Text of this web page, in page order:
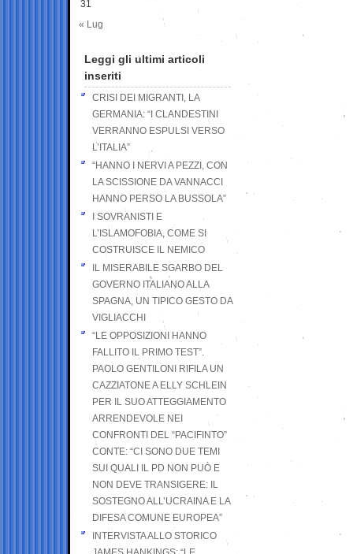
31
« Lug
Leggi gli ultimi articoli
inseriti
CRISI DEI MIGRANTI, LA
GERMANIA: “I CLANDESTINI
VERRANNO ESPULSI VERSO
L’ITALIA”
“HANNO I NERVI A PEZZI, CON
LA SCISSIONE DA VANNACCI
HANNO PERSO LA BUSSOLA”
I SOVRANISTI E
L’ISLAMOFOBIA, COME SI
COSTRUISCE IL NEMICO
IL MISERABILE SGARBO DEL
GOVERNO ITALIANO ALLA
SPAGNA, UN TIPICO GESTO DA
VIGLIACCHI
“LE OPPOSIZIONI HANNO
FALLITO IL PRIMO TEST”.
PAOLO GENTILONI RIFILA UN
CAZZIATONE A ELLY SCHLEIN
PER IL SUO ATTEGGIAMENTO
ARRENDEVOLE NEI
CONFRONTI DEL “PACIFINTO”
CONTE: “CI SONO DUE TEMI
SUI QUALI IL PD NON PUÒ E
NON DEVE TRANSIGERE: IL
SOSTEGNO ALL’UCRAINA E LA
DIFESA COMUNE EUROPEA”
INTERVISTA ALLO STORICO